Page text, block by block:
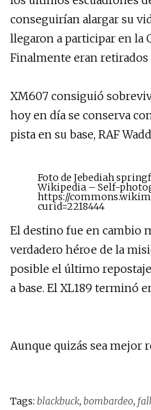
conseguirían alargar su
llegaron a participar en la
Finalmente eran retirados
XM607 consiguió
hoy en día se conserva
pista en su base, RAF
Foto de Jebediah
Wikipedia – Self-
https://
curid=2218444
El destino fue en cambio
verdadero héroe de la
posible el último
a base. El XL189 terminó
Aunque quizás sea mejor
Tags: blackbuck, bombardeo,